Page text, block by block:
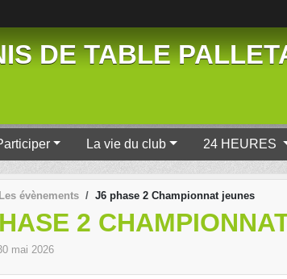
DE TABLE
La vie du club 24 HEURES
Les évènements J6 phase 2 Championnat jeunes
2
mai 2026